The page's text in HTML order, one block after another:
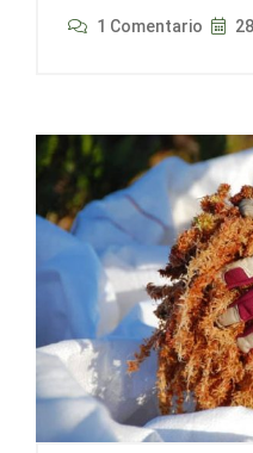
1 Comentario